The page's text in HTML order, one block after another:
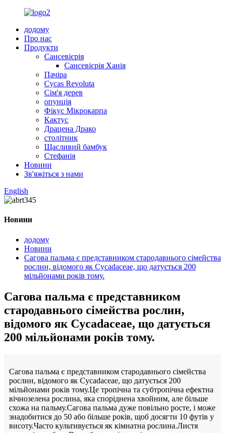
додому
Про нас
Продукти
Сансевієрія
Сансевієрія Ханія
Пачіра
Cycas Revoluta
Сім'я дерев
опунція
Фікус Мікрокарпа
Кактус
Драцена Драко
столітник
Щасливий бамбук
Стефанія
Новини
Зв'яжіться з нами
English
Новини
додому
Новини
Сагова пальма є представником стародавнього сімейства
рослин, відомого як Cycadaceae, що датується 200
мільйонами років тому.
Сагова пальма є представником
стародавнього сімейства рослин,
відомого як Cycadaceae, що датується
200 мільйонами років тому.
Сагова пальма є представником стародавнього сімейства
рослин, відомого як Cycadaceae, що датується 200
мільйонами років тому.Це тропічна та субтропічна ефектна
вічнозелена рослина, яка споріднена хвойним, але більше
схожа на пальму.Сагова пальма дуже повільно росте, і може
знадобитися до 50 або більше років, щоб досягти 10 футів у
висоту.Часто культивується як кімнатна рослина.Листя